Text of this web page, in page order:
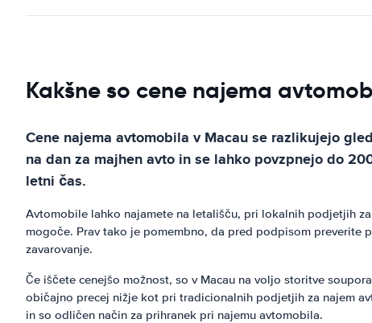
Kakšne so cene najema
Cene najema avtomobila v Macau se razlikujejo
na dan za majhen avto in se lahko povzpnejo do
letni čas.
Avtomobile lahko najamete na letališču, pri lokalnih podjetjih
mogoče. Prav tako je pomembno, da pred podpisom
zavarovanje.
Če iščete cenejšo možnost, so v Macau na voljo storitve
običajno precej nižje kot pri tradicionalnih podjetjih za najem
in so odličen način za prihranek pri najemu avtomobila.